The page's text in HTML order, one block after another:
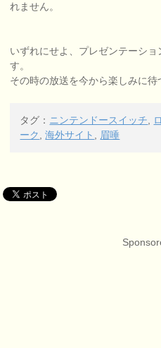
れません。
いずれにせよ、プレゼンテーシ
す。
その時の放送を今から楽しみに待
タグ： ニンテンドースイッチ,
ーク,海外サイト , 眉唾